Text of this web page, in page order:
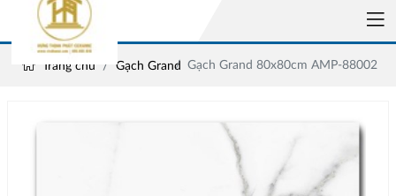
Trang chủ Gạch Grand Gạch Grand 80x80cm AMP-88002